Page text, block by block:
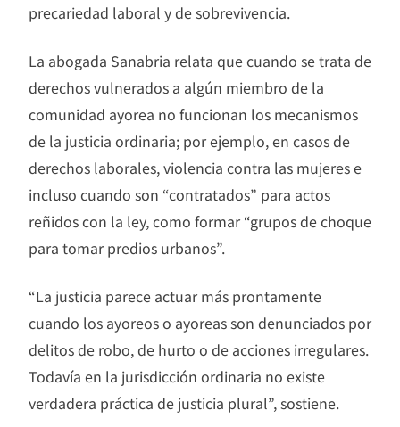
precariedad laboral y de sobrevivencia.
La abogada Sanabria relata que cuando se trata de
derechos vulnerados a algún miembro de la
comunidad ayorea no funcionan los mecanismos
de la justicia ordinaria; por ejemplo, en casos de
derechos laborales, violencia contra las mujeres e
incluso cuando son “contratados” para actos
reñidos con la ley, como formar “grupos de choque
para tomar predios urbanos”.
“La justicia parece actuar más prontamente
cuando los ayoreos o ayoreas son denunciados por
delitos de robo, de hurto o de acciones irregulares.
Todavía en la jurisdicción ordinaria no existe
verdadera práctica de justicia plural”, sostiene.